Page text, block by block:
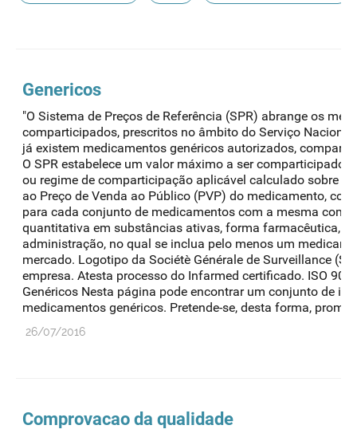
Genericos
"O Sistema de Preços de Referência (SPR) abrange os
comparticipados, prescritos no âmbito do Serviço Nacional
já existem medicamentos genéricos autorizados,
O SPR estabelece um valor máximo a ser comparticipado,
ou regime de comparticipação aplicável calculado sobre o
ao Preço de Venda ao Público (PVP) do medicamento,
para cada conjunto de medicamentos com a mesma
quantitativa em substâncias ativas, forma farmacêutica,
administração, no qual se inclua pelo menos um
mercado. Logotipo da Sociétè Générale de Surveillance
empresa. Atesta processo do Infarmed certificado. ISO
Genéricos Nesta página pode encontrar um conjunto de
medicamentos genéricos. Pretende-se, desta forma,
26/07/2016
Comprovacao da qualidade